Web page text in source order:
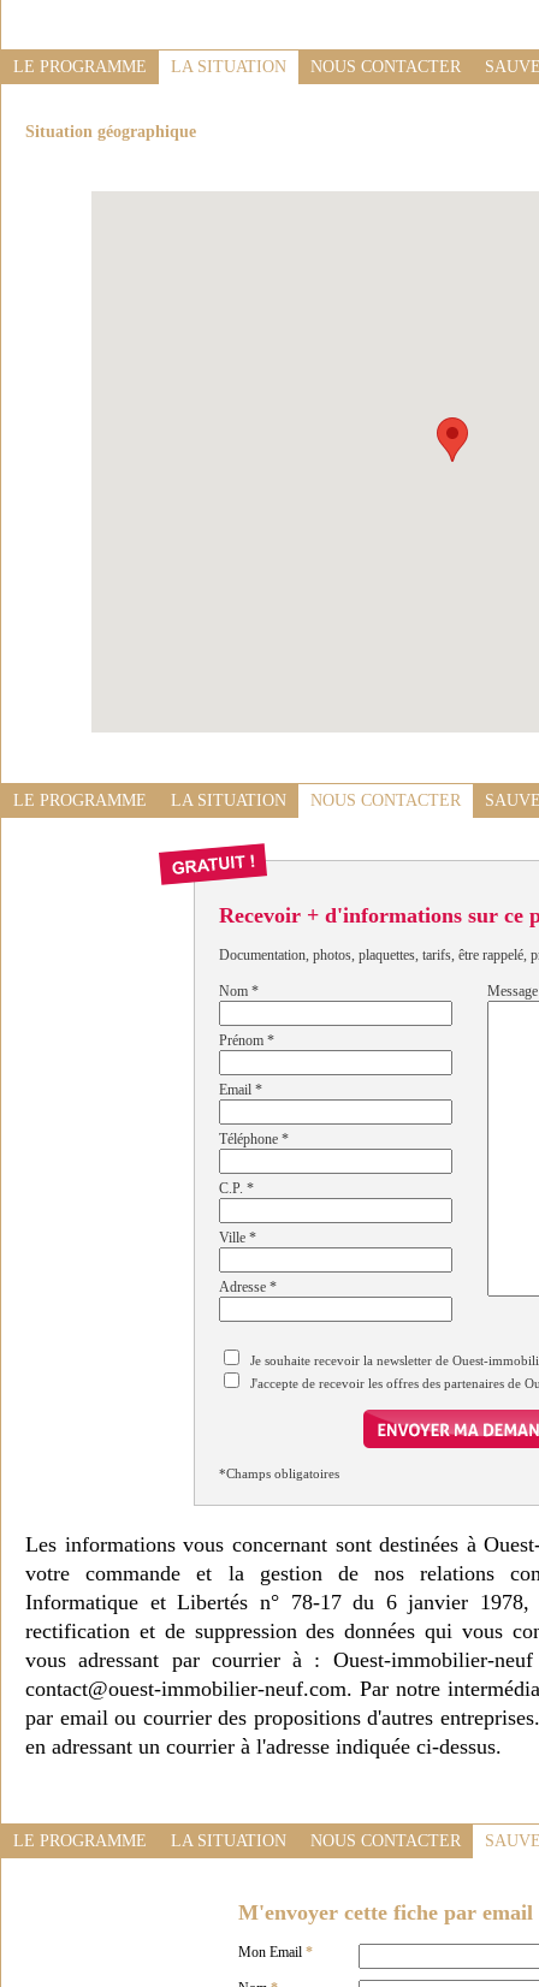
LE PROGRAMME LA SITUATION NOUS CONTACTER
Situation géographique
LE PROGRAMME LA SITUATION NOUS CONTACTER
Recevoir + d'informations sur ce
Documentation, photos, plaquettes, tarifs, être rappelé,
Nom *
Prénom *
Email *
Téléphone *
C.P. *
Ville *
Adresse *
Message
Je souhaite recevoir la newsletter de Ouest-
J'accepte de recevoir les offres des partenaires de
*Champs obligatoires
Les informations vous concernant sont destinées à
votre commande et la gestion de nos relations
Informatique et Libertés n° 78-17 du 6 janvier 1978,
rectification et de suppression des données qui vous
vous adressant par courrier à : Ouest-immobilier-
contact@ouest-immobilier-neuf.com. Par notre
par email ou courrier des propositions d'autres
en adressant un courrier à l'adresse indiquée ci-dessus.
LE PROGRAMME LA SITUATION NOUS CONTACTER
M'envoyer cette fiche par email
Mon Email *